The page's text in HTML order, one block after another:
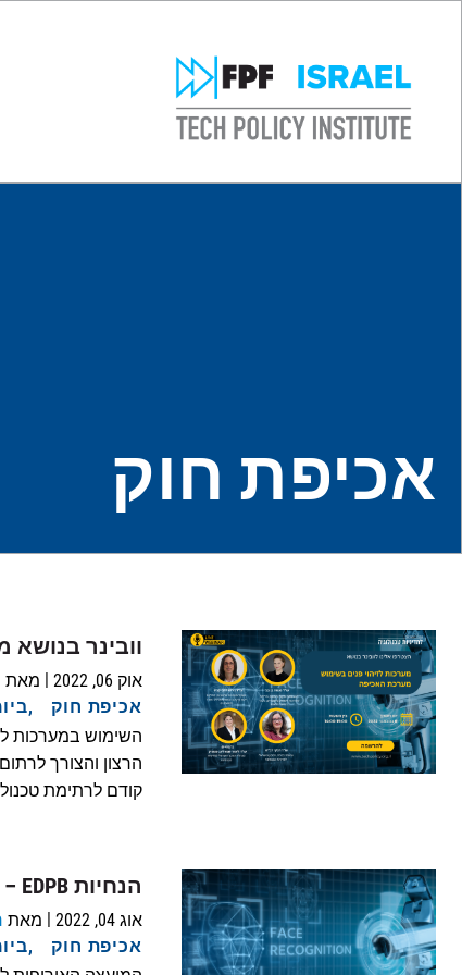
אכיפת חוק
וובינר
אוק 06, 2022 | מאת
אכיפת חוק
השימוש במערכות
הרצון והצורך
קודם לרתימת
הנחיות EDPB – זיהוי פנים למטרות אכיפת החוק
אוג 04, 2022 | מאת
אכיפת חוק